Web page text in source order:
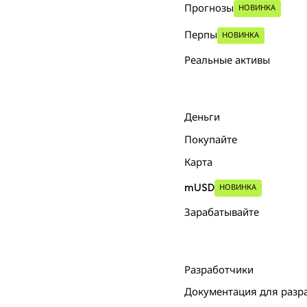
Прогнозы НОВИНКА
Перпы НОВИНКА
Реальные активы
Деньги
Покупайте
Карта
mUSD НОВИНКА
Зарабатывайте
Разработчики
Документация для